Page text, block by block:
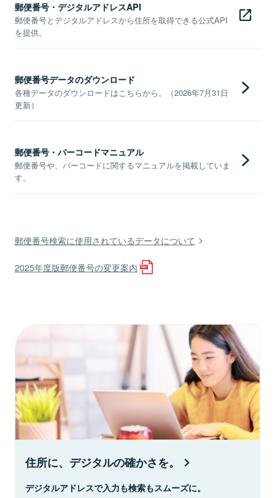
郵便番号・デジタルアドレスAPI
郵便番号とデジタルアドレスから住所を取得できる公式API
を提供。
郵便番号データのダウンロード
各種データのダウンロードはこちらから。（2026年7月31日
更新）
郵便番号・バーコードマニュアル
郵便番号や、バーコードに関するマニュアルを掲載していま
す。
郵便番号検索に使用されているデータについて
2025年度版郵便番号の変更案内
住所に、デジタルの確かさを。
デジタルアドレスで入力も検索もスムーズに。